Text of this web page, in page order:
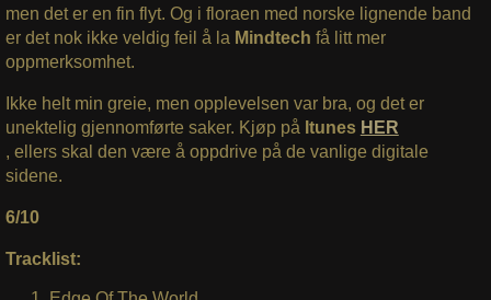
men det er en fin flyt. Og i floraen med norske lignende band
er det nok ikke veldig feil å la Mindtech få litt mer
oppmerksomhet.
Ikke helt min greie, men opplevelsen var bra, og det er
unektelig gjennomførte saker. Kjøp på Itunes HER
, ellers skal den være å oppdrive på de vanlige digitale
sidene.
6/10
Tracklist: